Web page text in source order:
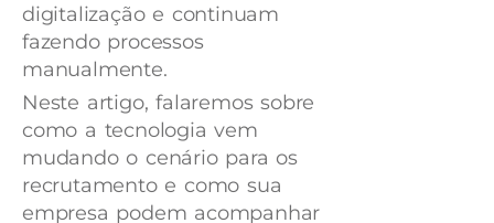
digitalização e continuam
fazendo processos
manualmente.
Neste artigo, falaremos sobre
como a tecnologia vem
mudando o cenário para os
recrutamento e como sua
empresa podem acompanhar